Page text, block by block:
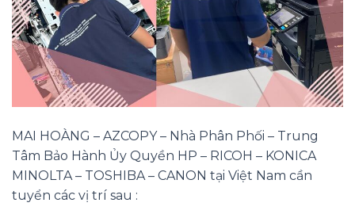
MAI HOÀNG – AZCOPY – Nhà Phân Phối – Trung
Tâm Bảo Hành Ủy Quyền HP – RICOH – KONICA
MINOLTA – TOSHIBA – CANON tại Việt Nam cần
tuyển các vị trí sau :